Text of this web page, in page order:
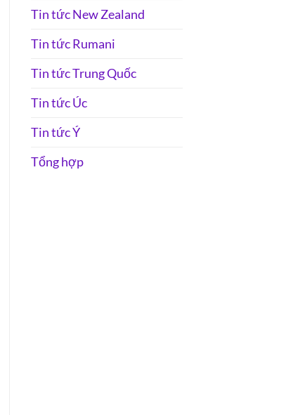
Tin tức New Zealand
Tin tức Rumani
Tin tức Trung Quốc
Tin tức Úc
Tin tức Ý
Tổng hợp